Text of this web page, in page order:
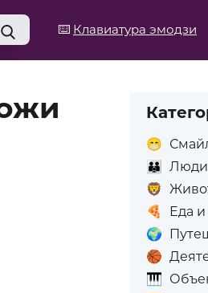
⌨️ Клавиатура эмодзи
😁
👪
Люди
🦁
🍕
Еда
🌍
🏀
🎹